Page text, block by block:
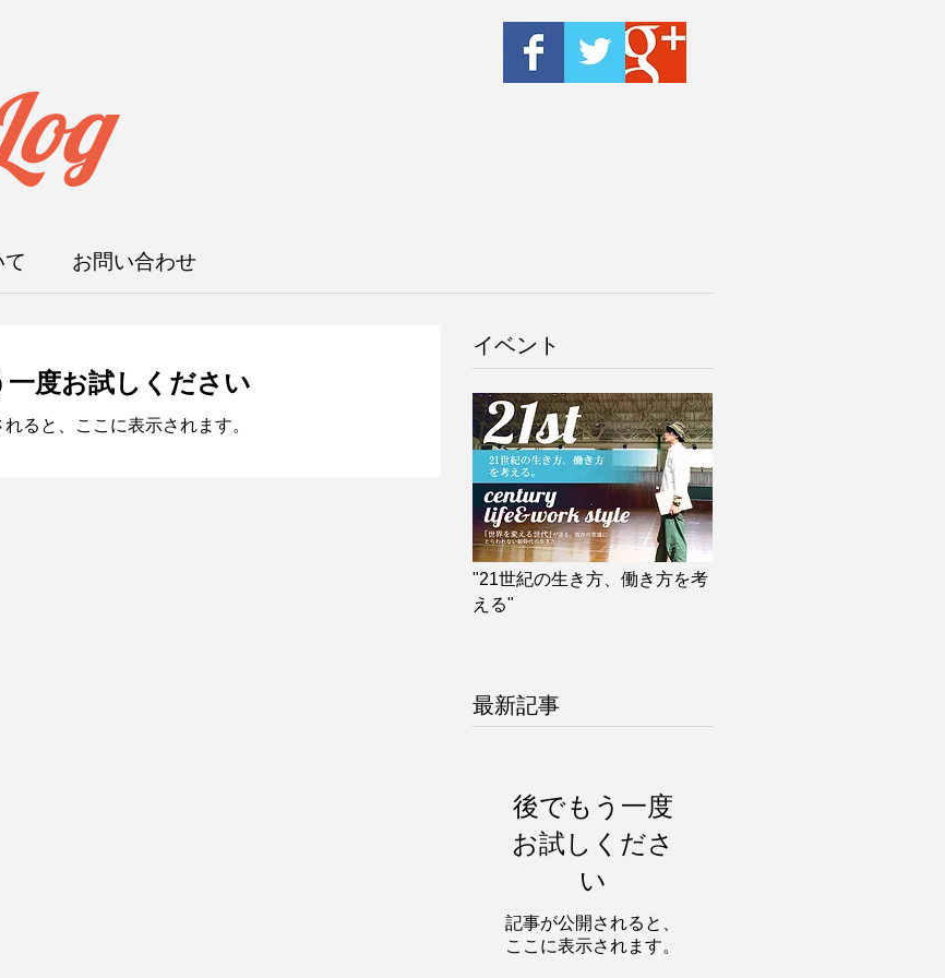
お問い合わせ
一度お試しください
ると、ここに表示されます。
​イベント
"21世紀の生き方、働き方を考
える"
最新記事
後でもう一度
お試しくださ
い
記事が公開されると、
ここに表示されます。